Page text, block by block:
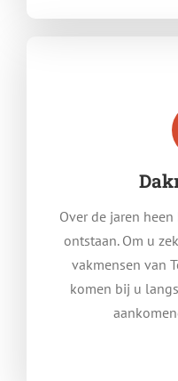
Over de jaren
ontstaan. Om u
vakmensen van
komen bij u